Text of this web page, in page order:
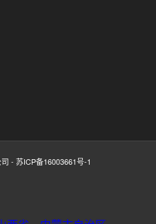
- 苏ICP备16003661号-1